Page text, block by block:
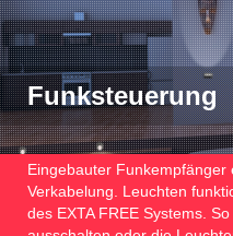
Funksteuerung
Eingebauter
Verkabelung. Leuchten
des EXTA FREE Systems.